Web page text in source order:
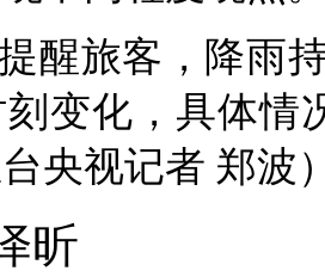
醒旅客，降雨
变化，具体情
央视记者 郑波
昕